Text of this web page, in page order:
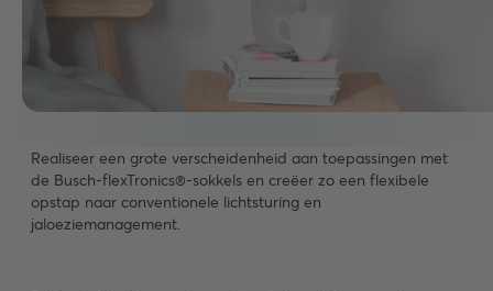
Realiseer een grote verscheidenheid aan toepassingen met
de Busch-flexTronics®-sokkels en creëer zo een flexibele
opstap naar conventionele lichtsturing en
jaloeziemanagement.